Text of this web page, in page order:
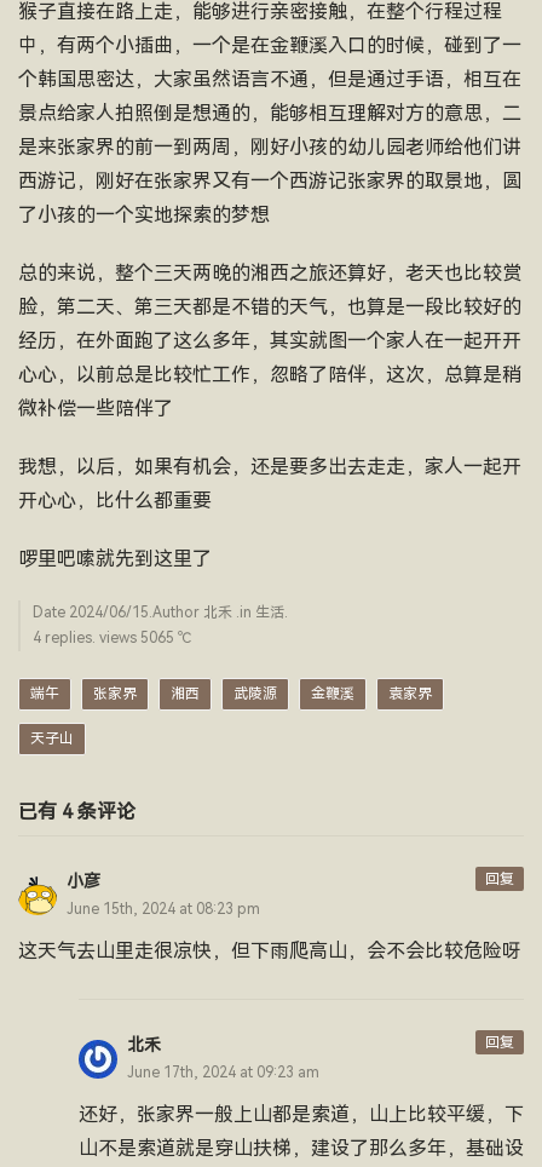
猴子直接在路上走，能够进行亲密接触，在整个行程过程
中，有两个小插曲，一个是在金鞭溪入口的时候，碰到了一
个韩国思密达，大家虽然语言不通，但是通过手语，相互在
景点给家人拍照倒是想通的，能够相互理解对方的意思，二
是来张家界的前一到两周，刚好小孩的幼儿园老师给他们讲
西游记，刚好在张家界又有一个西游记张家界的取景地，圆
了小孩的一个实地探索的梦想
总的来说，整个三天两晚的湘西之旅还算好，老天也比较赏
脸，第二天、第三天都是不错的天气，也算是一段比较好的
经历，在外面跑了这么多年，其实就图一个家人在一起开开
心心，以前总是比较忙工作，忽略了陪伴，这次，总算是稍
微补偿一些陪伴了
我想，以后，如果有机会，还是要多出去走走，家人一起开
开心心，比什么都重要
啰里吧嗦就先到这里了
Date 2024/06/15.Author 北禾 .in 生活.
4 replies. views 5065 ­℃
端午 张家界 湘西 武陵源 金鞭溪 袁家界
天子山
已有 4 条评论
小彦
June 15th, 2024 at 08:23 pm
这天气去山里走很凉快，但下雨爬高山，会不会比较危险呀
回复
北禾
June 17th, 2024 at 09:23 am
还好，张家界一般上山都是索道，山上比较平缓，下
山不是索道就是穿山扶梯，建设了那么多年，基础设
回复